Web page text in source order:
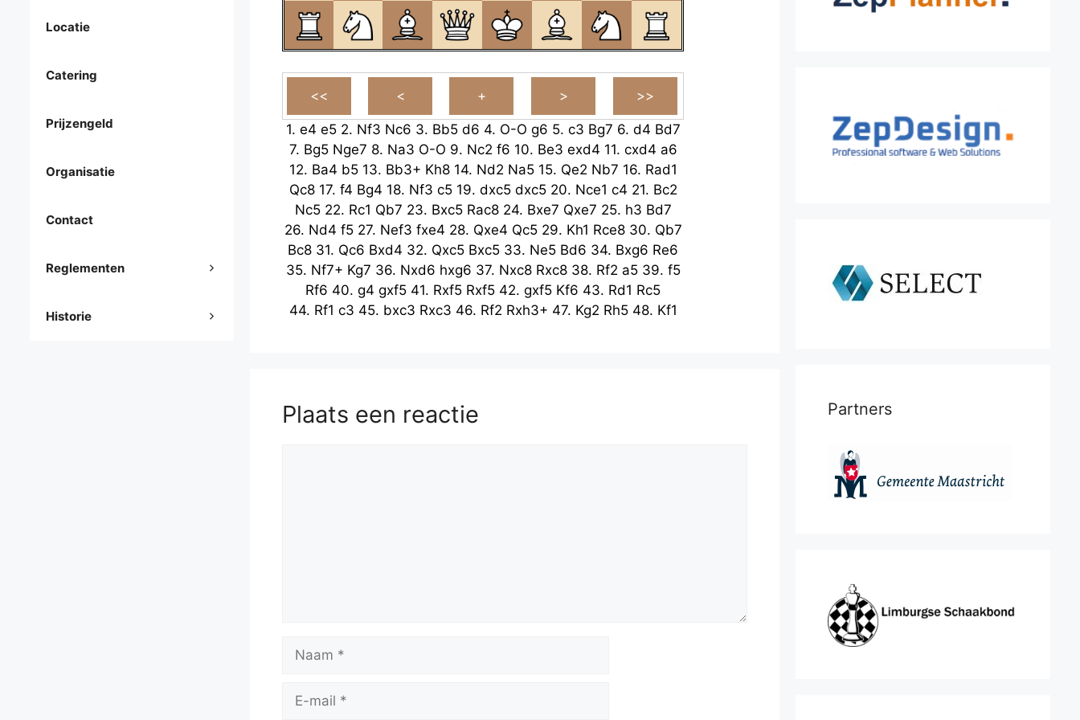
1. e4 e5 2. Nf3 Nc6 3. Bb5 d6 4. O-O g6 5. c3 Bg7 6. d4 Bd7
7. Bg5 Nge7 8. Na3 O-O 9. Nc2 f6 10. Be3 exd4 11. cxd4 a6
12. Ba4 b5 13. Bb3+ Kh8 14. Nd2 Na5 15. Qe2 Nb7 16. Rad1
Qc8 17. f4 Bg4 18. Nf3 c5 19. dxc5 dxc5 20. Nce1 c4 21. Bc2
Nc5 22. Rc1 Qb7 23. Bxc5 Rac8 24. Bxe7 Qxe7 25. h3 Bd7
26. Nd4 f5 27. Nef3 fxe4 28. Qxe4 Qc5 29. Kh1 Rce8 30. Qb7
Bc8 31. Qc6 Bxd4 32. Qxc5 Bxc5 33. Ne5 Bd6 34. Bxg6 Re6
35. Nf7+ Kg7 36. Nxd6 hxg6 37. Nxc8 Rxc8 38. Rf2 a5 39. f5
Rf6 40. g4 gxf5 41. Rxf5 Rxf5 42. gxf5 Kf6 43. Rd1 Rc5
44. Rf1 c3 45. bxc3 Rxc3 46. Rf2 Rxh3+ 47. Kg2 Rh5 48. Kf1
Plaats een reactie
mail
Locatie
Catering
Prijzengeld
Organisatie
Contact
Reglementen
Historie
Partners